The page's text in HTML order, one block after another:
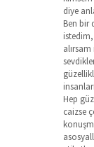
diye
Ben bir
Hep
caizse